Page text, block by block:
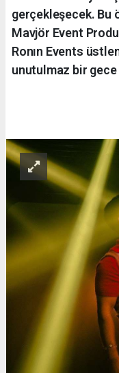
gerçekleşecek. Bu
Mavjör Event
Ronın Events
unutulmaz bir